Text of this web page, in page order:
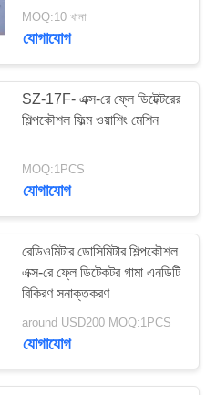
54
MOQ:10 খানা
যোগাযোগ
SZ-17F- এক্স-রে ফ্লে ডিটেক্টরের
শিল্পকৌশল ফিল্ম ওয়াশিং মেশিন
MOQ:1PCS
যোগাযোগ
রেডিওমিটার ডোসিমিটার শিল্পকৌশল
এক্স-রে ফ্লে ডিটেকটর গামা এনডিটি
বিকিরণ সনাক্তকরণ
around USD200 MOQ:1PCS
যোগাযোগ